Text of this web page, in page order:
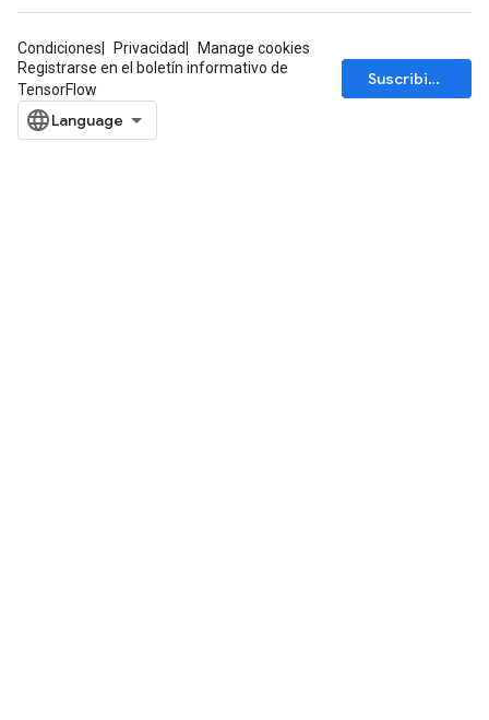
Condiciones Privacidad
Manage cookies
Registrarse en el boletín informativo de
TensorFlow
Suscribirse